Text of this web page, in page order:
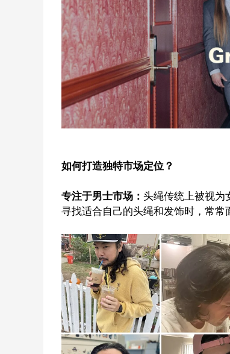
如何打造独特市场定位？
专注于男士市场： 头绳传统上被视为
寻找适合自己的头绳和发饰时，常常